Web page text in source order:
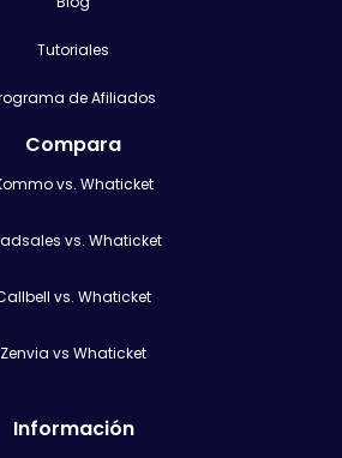
Tutoriales
de Afiliados
Compara
vs. Whaticket
vs. Whaticket
vs. Whaticket
Zenvia vs Whaticket
Información